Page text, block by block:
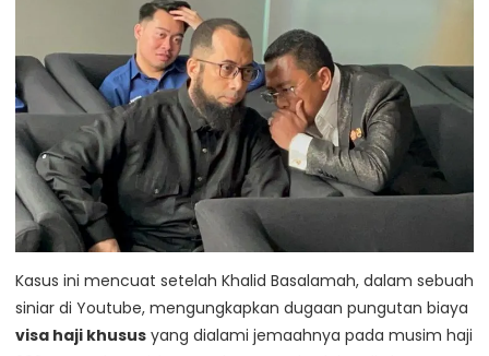
Kasus ini mencuat setelah Khalid Basalamah, dalam sebuah
siniar di Youtube, mengungkapkan dugaan pungutan biaya
visa haji khusus yang dialami jemaahnya pada musim haji